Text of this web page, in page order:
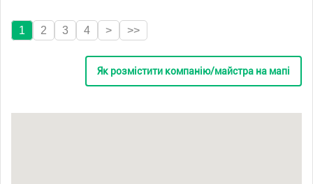
1 2 3 4 > >>
Як розмістити компанію/майстра на мапі